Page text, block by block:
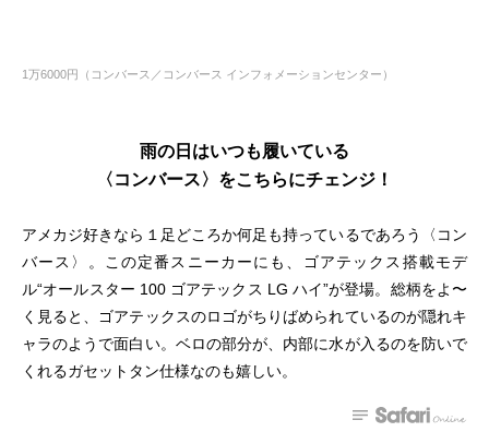
1万6000円（コンバース／コンバース インフォメーションセンター）
雨の日はいつも履いている
〈コンバース〉をこちらにチェンジ！
アメカジ好きなら１足どころか何足も持っているであろう〈コン
バース〉。この定番スニーカーにも、ゴアテックス搭載モデ
ル“オールスター 100 ゴアテックス LG ハイ”が登場。総柄をよ〜
く見ると、ゴアテックスのロゴがちりばめられているのが隠れキ
ャラのようで面白い。ベロの部分が、内部に水が入るのを防いで
くれるガセットタン仕様なのも嬉しい。